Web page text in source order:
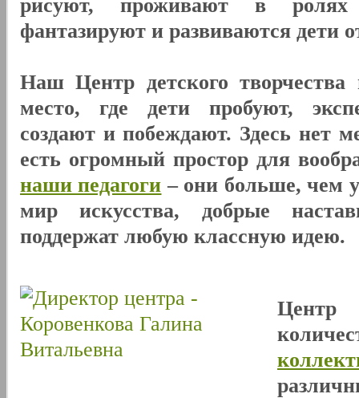
рисуют, проживают в
фантазируют и развиваются дети
Наш Центр детского
место, где дети пробуют,
создают и побеждают. Здесь нет
есть огромный простор для
наши педагоги – они больше, чем
мир искусства, добрые
поддержат любую классную идею.